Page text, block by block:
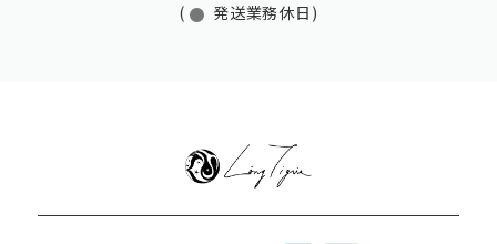
( 発送業務休日)